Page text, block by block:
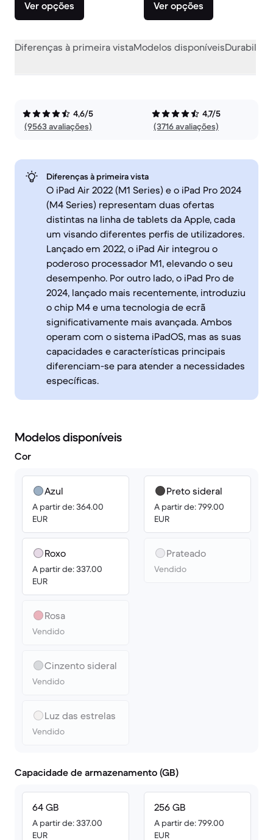
Ver opções Ver opções
Diferenças à primeira vistaModelos disponíveis
4,6/5
(9563 avaliações)
4,7/5
(3716 avaliações)
Diferenças à primeira vista
O iPad Air 2022 (M1 Series) e o iPad Pro 2024
(M4 Series) representam duas ofertas
distintas na linha de tablets da Apple, cada
um visando diferentes perfis de utilizadores.
Lançado em 2022, o iPad Air integrou o
poderoso processador M1, elevando o seu
desempenho. Por outro lado, o iPad Pro de
2024, lançado mais recentemente, introduziu
o chip M4 e uma tecnologia de ecrã
significativamente mais avançada. Ambos
operam com o sistema iPadOS, mas as suas
capacidades e características principais
diferenciam-se para atender a necessidades
específicas.
Modelos disponíveis
Cor
Azul
A partir de: 364.00
EUR
Roxo
A partir de: 337.00
EUR
Rosa
Vendido
Cinzento sideral
Vendido
Luz das estrelas
Vendido
Preto sideral
A partir de: 799.00
EUR
Prateado
Vendido
Capacidade de armazenamento (GB)
64 GB
A partir de: 337.00
EUR
256 GB
A partir de: 799.00
EUR